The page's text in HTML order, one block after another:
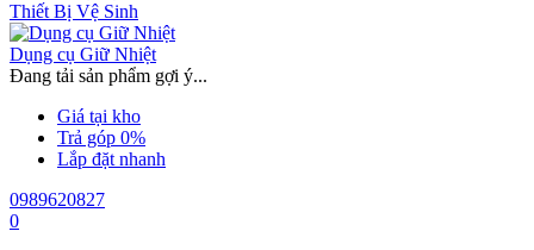
Thiết Bị Vệ Sinh
Dụng cụ Giữ Nhiệt
Đang tải sản phẩm gợi ý...
Giá tại kho
Trả góp 0%
Lắp đặt nhanh
0989620827
0